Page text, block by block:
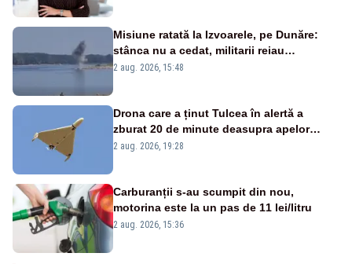
Misiune ratată la Izvoarele, pe Dunăre:
stânca nu a cedat, militarii reiau
detonările luni – VIDEO
2 aug. 2026, 15:48
Drona care a ținut Tulcea în alertă a
zburat 20 de minute deasupra apelor
României. Au fost ridicate două F-16
2 aug. 2026, 19:28
Carburanții s-au scumpit din nou,
motorina este la un pas de 11 lei/litru
2 aug. 2026, 15:36